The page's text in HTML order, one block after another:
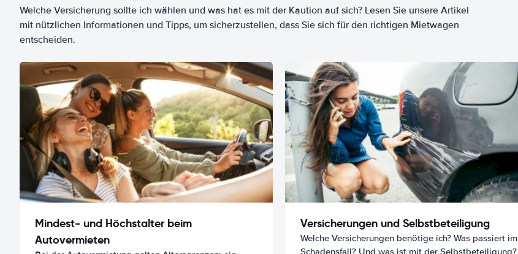
Welche Versicherung sollte ich wählen und was hat es mit der Kaution auf sich? Lesen Sie unsere Artikel
mit nützlichen Informationen und Tipps, um sicherzustellen, dass Sie sich für den richtigen Mietwagen
entscheiden.
Mindest- und Höchstalter beim
Autovermieten
Versicherungen und Selbstbeteiligung
Welche Versicherungen benötige ich? Was passiert im
Schadensfall? Und was ist mit der Selbstbeteiligung?